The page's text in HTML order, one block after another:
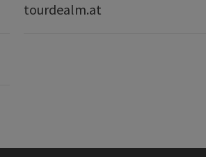
tourdealm.at